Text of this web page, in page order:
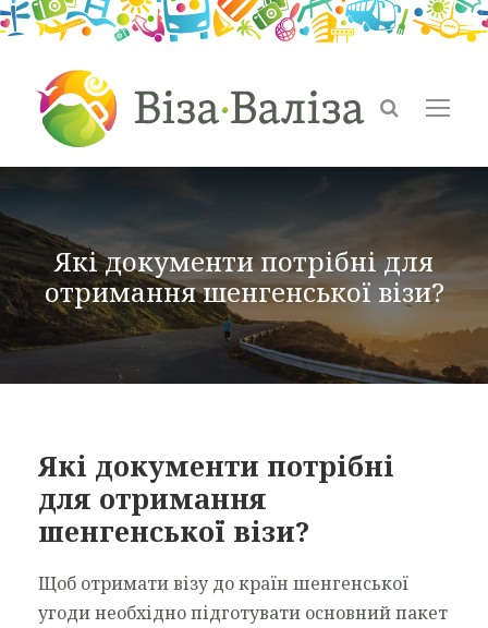
Які документи потрібні для
отримання шенгенської візи?
Які документи потрібні
для отримання
шенгенської візи?
Щоб отримати візу до країн шенгенської
угоди необхідно підготувати основний пакет